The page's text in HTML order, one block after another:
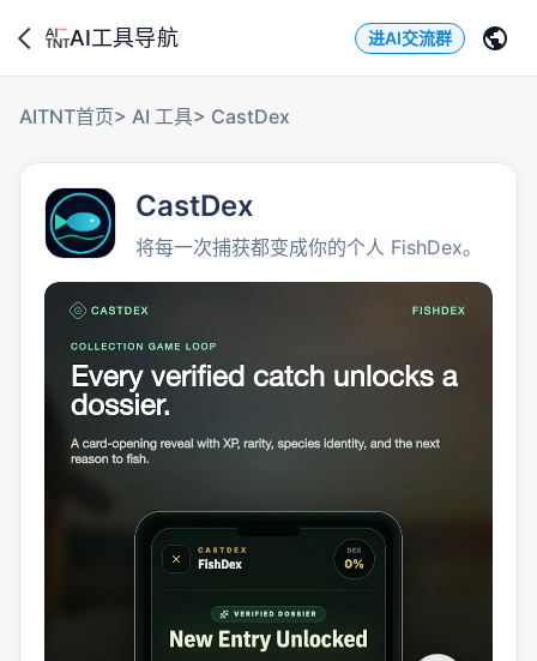
AI工具导航 进AI交流群
AITNT首页> AI 工具> CastDex
CastDex
将每一次捕获都变成你的个人 FishDex。